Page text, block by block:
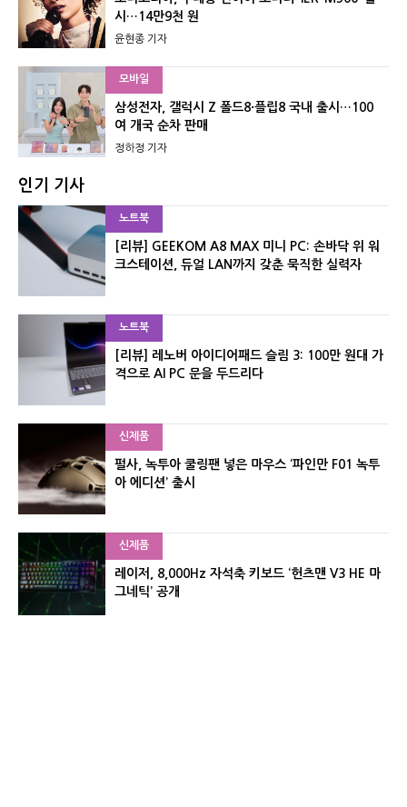
시…14만9천 원
윤현종 기자
모바일
삼성전자, 갤럭시 Z 폴드8·플립8 국내 출시…100
여 개국 순차 판매
정하정 기자
인기 기사
노트북
[리뷰] GEEKOM A8 MAX 미니 PC: 손바닥 위 워
크스테이션, 듀얼 LAN까지 갖춘 묵직한 실력자
노트북
[리뷰] 레노버 아이디어패드 슬림 3: 100만 원대 가
격으로 AI PC 문을 두드리다
신제품
펄사, 녹투아 쿨링팬 넣은 마우스 ‘파인만 F01 녹투
아 에디션’ 출시
신제품
레이저, 8,000Hz 자석축 키보드 ‘헌츠맨 V3 HE 마
그네틱’ 공개